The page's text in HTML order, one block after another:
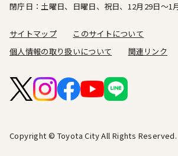
閉庁日：土曜日、日曜日、祝日、12月29日～1
サイトマップ
このサイトについて
個人情報の取り扱いについて
関連リンク
Copyright © Toyota City All Rights Reserved.